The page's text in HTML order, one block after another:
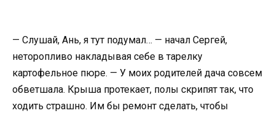
— Слушай, Ань, я тут подумал… — начал Сергей,
неторопливо накладывая себе в тарелку
картофельное пюре. — У моих родителей дача совсем
обветшала. Крыша протекает, полы скрипят так, что
ходить страшно. Им бы ремонт сделать, чтобы